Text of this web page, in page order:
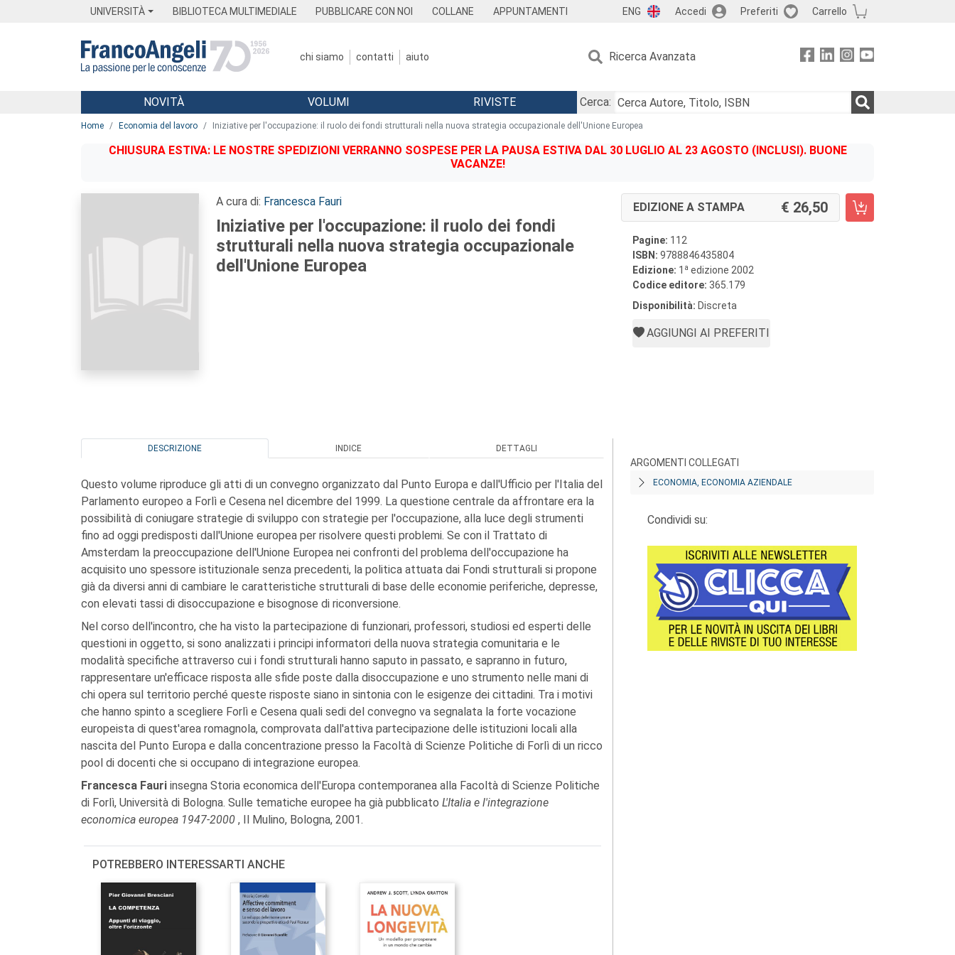
UNIVERSITÀ BIBLIOTECA MULTIMEDIALE PUBBLICARE CON NOI COLLANE APPUNTAMENTI ENG Accedi Preferiti Carrello
chi siamo contatti aiuto Ricerca Avanzata
Menu
NOVITÀ VOLUMI RIVISTE
Cerca:
Home Economia del lavoro Iniziative per l'occupazione: il ruolo dei fondi strutturali nella nuova strategia occupazionale dell'Unione Europea
CHIUSURA ESTIVA: LE NOSTRE SPEDIZIONI VERRANNO SOSPESE PER LA PAUSA ESTIVA DAL 30 LUGLIO AL 23 AGOSTO (INCLUSI). BUONE
VACANZE!
A cura di: Francesca Fauri
Iniziative per l'occupazione: il ruolo dei fondi
strutturali nella nuova strategia occupazionale
dell'Unione Europea
EDIZIONE A STAMPA 26,50
Pagine: 112
ISBN: 9788846435804
Edizione: 1 a edizione 2002
Codice editore: 365.179
Disponibilità: Discreta
AGGIUNGI AI PREFERITI
DESCRIZIONE INDICE DETTAGLI
Questo volume riproduce gli atti di un convegno organizzato dal Punto Europa e dall'Ufficio per l'Italia del
Parlamento europeo a Forlì e Cesena nel dicembre del 1999. La questione centrale da affrontare era la
possibilità di coniugare strategie di sviluppo con strategie per l'occupazione, alla luce degli strumenti
fino ad oggi predisposti dall'Unione europea per risolvere questi problemi. Se con il Trattato di
Amsterdam la preoccupazione dell'Unione Europea nei confronti del problema dell'occupazione ha
acquisito uno spessore istituzionale senza precedenti, la politica attuata dai Fondi strutturali si propone
già da diversi anni di cambiare le caratteristiche strutturali di base delle economie periferiche, depresse,
con elevati tassi di disoccupazione e bisognose di riconversione.
Nel corso dell'incontro, che ha visto la partecipazione di funzionari, professori, studiosi ed esperti delle
questioni in oggetto, si sono analizzati i principi informatori della nuova strategia comunitaria e le
modalità specifiche attraverso cui i fondi strutturali hanno saputo in passato, e sapranno in futuro,
rappresentare un'efficace risposta alle sfide poste dalla disoccupazione e uno strumento nelle mani di
chi opera sul territorio perché queste risposte siano in sintonia con le esigenze dei cittadini. Tra i motivi
che hanno spinto a scegliere Forlì e Cesena quali sedi del convegno va segnalata la forte vocazione
europeista di quest'area romagnola, comprovata dall'attiva partecipazione delle istituzioni locali alla
nascita del Punto Europa e dalla concentrazione presso la Facoltà di Scienze Politiche di Forlì di un ricco
pool di docenti che si occupano di integrazione europea.
Francesca Fauri insegna Storia economica dell'Europa contemporanea alla Facoltà di Scienze Politiche
di Forlì, Università di Bologna. Sulle tematiche europee ha già pubblicato L'Italia e l'integrazione
economica europea 1947-2000 , Il Mulino, Bologna, 2001.
POTREBBERO INTERESSARTI ANCHE
ARGOMENTI COLLEGATI
ECONOMIA, ECONOMIA AZIENDALE
Condividi su: